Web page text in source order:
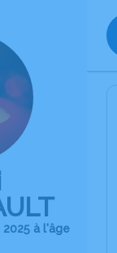
à l'âge